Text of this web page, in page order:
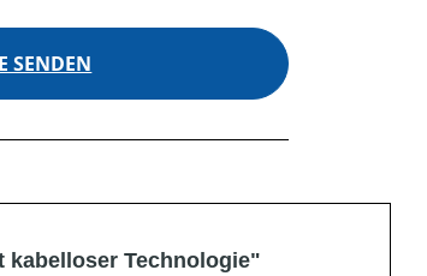
SENDEN
kabelloser Technologie"